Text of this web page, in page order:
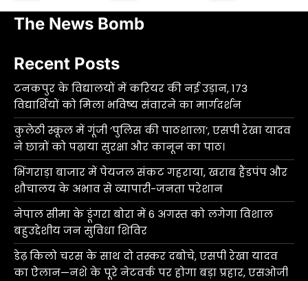
The News Bomb
Recent Posts
टनकपुर के विद्यालयों में करियर की नई उड़ान, 173
विद्यार्थियों को मिला भविष्य संवारने का मार्गदर्शन
कुलेठी स्कूल में गूंजी ‘पुलिस की पाठशाला’, एसपी रेखा यादव
ने छात्रों को पढ़ाया सुरक्षा और कानून का पाठ।
भिंगराड़ा बाजार में पेयजल संकट गहराया, खराब हैंडपंप और
शौचालय के अभाव से व्यापारी-जनता परेशान
नेपाल सीमा के डूंगरा बोरा में 6 अगस्त को लगेगा विशाल
बहुउद्देशीय जन सुविधा शिविर
डेढ़ किलो चरस के साथ दो तस्कर दबोचे, एसपी रेखा यादव
का ऐलान—नशे के पूरे नेटवर्क पर होगा बड़ा प्रहार, एसओजी